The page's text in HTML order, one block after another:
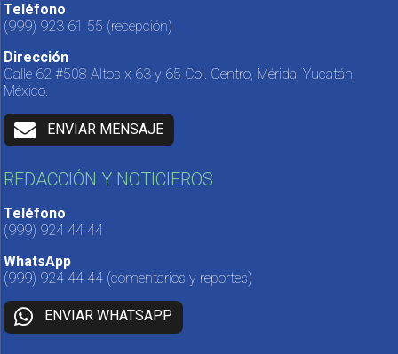
Teléfono
(999) 923 61 55 (recepción)
Dirección
Calle 62 #508 Altos x 63 y 65 Col. Centro, Mérida, Yucatán,
México.
ENVIAR MENSAJE
REDACCIÓN Y NOTICIEROS
Teléfono
(999) 924 44 44
WhatsApp
(999) 924 44 44 (comentarios y reportes)
ENVIAR WHATSAPP